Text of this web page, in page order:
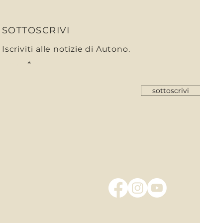
SOTTOSCRIVI
Iscriviti alle notizie di Autono.
sottoscrivi